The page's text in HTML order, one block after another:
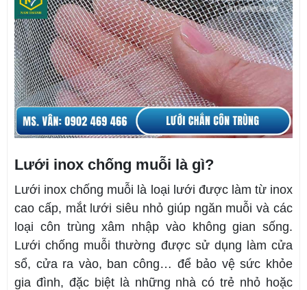
Lưới inox chống muỗi là gì?
Lưới inox chống muỗi là loại lưới được làm từ inox
cao cấp, mắt lưới siêu nhỏ giúp ngăn muỗi và các
loại côn trùng xâm nhập vào không gian sống.
Lưới chống muỗi thường được sử dụng làm cửa
sổ, cửa ra vào, ban công… để bảo vệ sức khỏe
gia đình, đặc biệt là những nhà có trẻ nhỏ hoặc